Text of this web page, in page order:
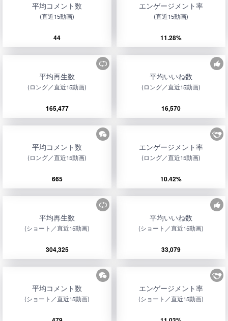
平均コメント数
(直近15動画)
44
エンゲージメント率
(直近15動画)
11.28%
平均再生数
(ロング／直近15動画)
165,477
平均いいね数
(ロング／直近15動画)
16,570
平均コメント数
(ロング／直近15動画)
665
エンゲージメント率
(ロング／直近15動画)
10.42%
平均再生数
(ショート／直近15動画)
304,325
平均いいね数
(ショート／直近15動画)
33,079
平均コメント数
(ショート／直近15動画)
エンゲージメント率
(ショート／直近15動画)